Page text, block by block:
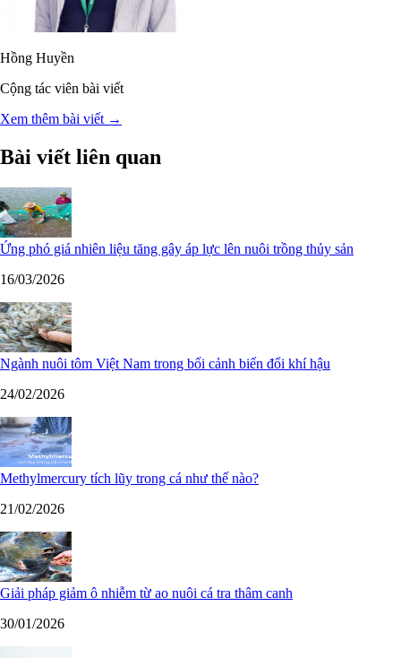
Hồng Huyền
Cộng tác viên bài viết
Xem thêm bài viết →
Bài viết liên quan
Ứng phó giá nhiên liệu tăng gây áp lực lên nuôi trồng thủy sản
16/03/2026
Ngành nuôi tôm Việt Nam trong bối cảnh biến đổi khí hậu
24/02/2026
Methylmercury tích lũy trong cá như thế nào?
21/02/2026
Giải pháp giảm ô nhiễm từ ao nuôi cá tra thâm canh
30/01/2026